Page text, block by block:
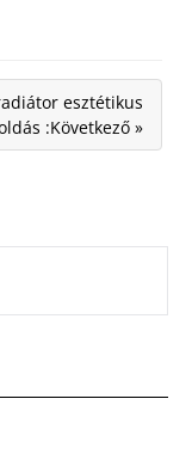
esztétikus
:Következő »